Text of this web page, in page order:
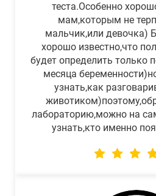
теста.Особенно
мам,которым не
мальчик,или
хорошо известно,что
будет определить только
месяца
узнать,как
лабораторию,можно на
узнать,кто именно